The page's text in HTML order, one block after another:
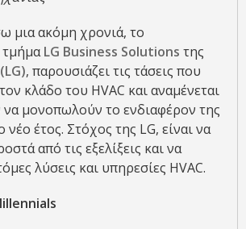
μια ακόμη χρονιά, το
τμήμαLG Business Solutions της
, παρουσιάζει τις τάσεις που
κλάδο του HVAC και αναμένεται
μονοπωλούν το ενδιαφέρον της
νέο έτος. Στόχος της LG, είναι να
από τις εξελίξεις και να
λύσεις και υπηρεσίες HVAC.